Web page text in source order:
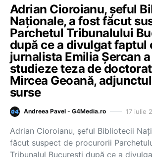
Adrian Cioroianu, șeful
Naționale, a fost făcut
Parchetul Tribunalului
după ce a divulgat faptul
jurnalista Emilia Șercan
studieze teza de
Mircea Geoană, adjunctul
surse
Andreea Pavel - G4Media.ro 17 iulie
Adrian Cioroianu, șeful Bibliotecii
făcut suspect de procurorii
Tribunalul București după ce a